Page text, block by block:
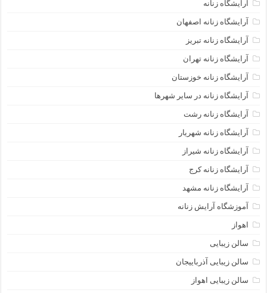
آرایشگاه زنانه
آرایشگاه زنانه اصفهان
آرایشگاه زنانه تبریز
آرایشگاه زنانه تهران
آرایشگاه زنانه خوزستان
آرایشگاه زنانه در سایر شهرها
آرایشگاه زنانه رشت
آرایشگاه زنانه شهریار
آرایشگاه زنانه شیراز
آرایشگاه زنانه کرج
آرایشگاه زنانه مشهد
آموزشگاه آرایش زنانه
اهواز
سالن زیبایی
سالن زیبایی آذرباییجان
سالن زیبایی اهواز